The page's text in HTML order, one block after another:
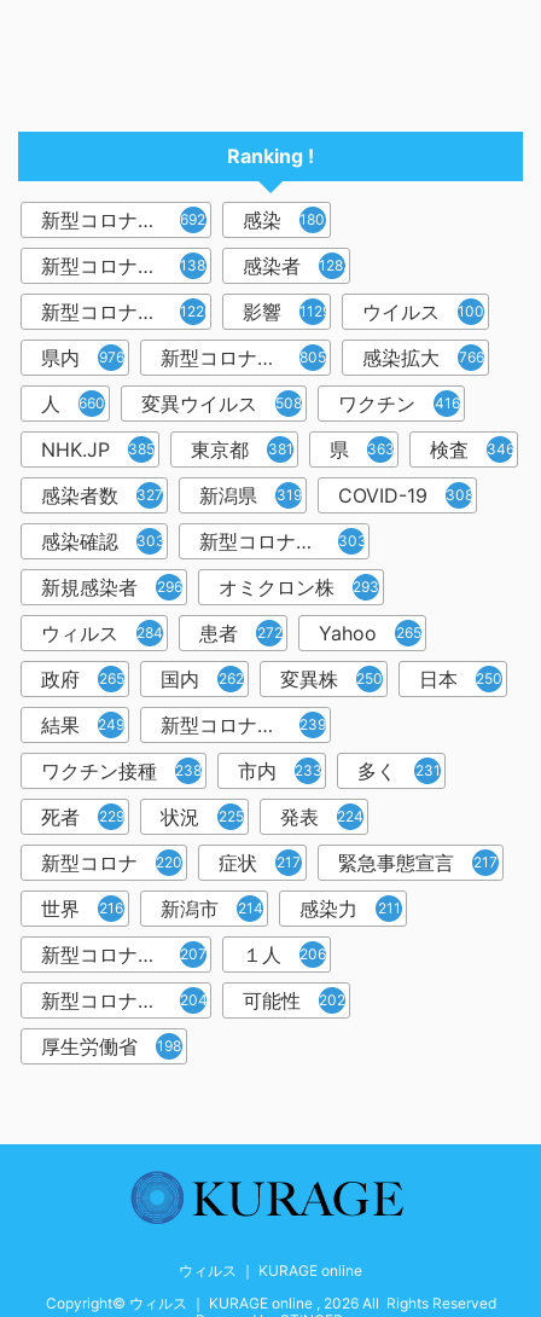
Ranking !
新型コロナウイルス 6921 感染 1809
新型コロナウィルス 1382 感染者 1283
新型コロナウイルス感染症 1226 影響 1129 ウイルス 1001
県内 976 新型コロナウイルス感染 805 感染拡大 766
人 660 変異ウイルス 508 ワクチン 416
NHK.JP 385 東京都 381 県 363 検査 346
感染者数 327 新潟県 319 COVID-19 308
感染確認 303 新型コロナウィルス感染症 303
新規感染者 296 オミクロン株 293
ウィルス 284 患者 272 Yahoo 265
政府 265 国内 262 変異株 250 日本 250
結果 249 新型コロナウイルスワクチン 239
ワクチン接種 238 市内 233 多く 231
死者 229 状況 225 発表 224
新型コロナ 220 症状 217 緊急事態宣言 217
世界 216 新潟市 214 感染力 211
新型コロナウイルス感染者 207 １人 206
新型コロナウイルス対策 204 可能性 202
厚生労働省 198
ウィルス ｜ KURAGE online
Copyright© ウィルス ｜ KURAGE online , 2026 All Rights Reserved